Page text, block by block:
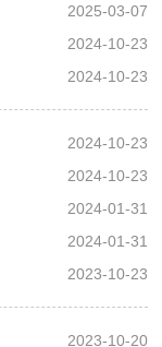
2025-03-07
2024-10-23
2024-10-23
2024-10-23
2024-10-23
2024-01-31
2024-01-31
2023-10-23
2023-10-20